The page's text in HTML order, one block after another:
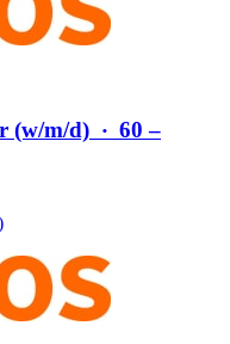
(w/​m/​d) ‧ 60 –